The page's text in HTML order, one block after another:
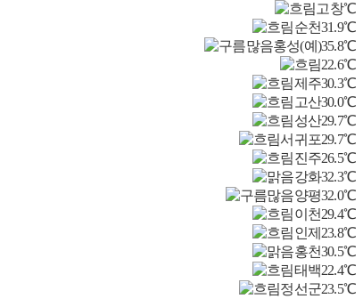
고창℃
순천31.9℃
홍성(예)35.8℃
22.6℃
제주30.3℃
고산30.0℃
성산29.7℃
서귀포29.7℃
진주26.5℃
강화32.3℃
양평32.0℃
이천29.4℃
인제 23.8℃
홍천30.5℃
태백22.4℃
정선군23.5℃